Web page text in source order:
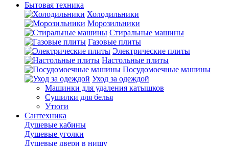
Бытовая техника
Холодильники
Морозильники
Стиральные машины
Газовые плиты
Электрические плиты
Настольные плиты
Посудомоечные машины
Уход за одеждой
Машинки для удаления катышков
Сушилки для белья
Утюги
Сантехника
Душевые кабины
Душевые уголки
Душевые двери в нишу